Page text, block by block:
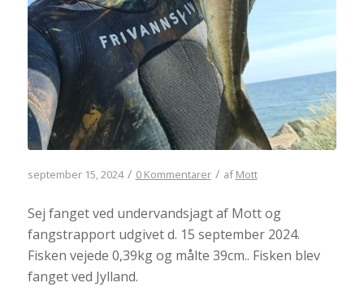
september 15, 2024 / 0 Kommentarer / afMott
Sej fanget ved undervandsjagt af Mott og
fangstrapport udgivet d. 15 september 2024.
Fisken vejede 0,39kg og målte 39cm.. Fisken blev
fanget ved Jylland.